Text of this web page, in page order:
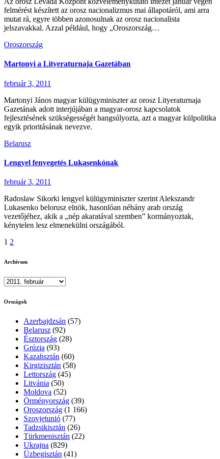
felmérést készített az orosz nacionalizmus mai állapotáról, ami arra
mutat rá, egyre többen azonosulnak az orosz nacionalista
jelszavakkal. Azzal például, hogy „Oroszország…
Oroszország
Martonyi a Lityeraturnaja Gazetában
február 3, 2011
Martonyi János magyar külügyminiszter az orosz Lityeraturnaja
Gazetának adott interjújában a magyar-orosz kapcsolatok
fejlesztésének szükségességét hangsúlyozta, azt a magyar külpolitika
egyik prioritásának nevezve.
Belarusz
Lengyel fenyegetés Lukasenkónak
február 3, 2011
Radoslaw Sikorki lengyel külügyminiszter szerint Alekszandr
Lukasenko belorusz elnök, hasonlóan néhány arab ország
vezetőjéhez, akik a „nép akaratával szemben” kormányoztak,
kénytelen lesz elmenekülni országából.
Bejegyzések
lapozása
1 2
Archívum
Archívum
Országok
Azerbajdzsán (57)
Belarusz (92)
Észtország (28)
Grúzia (93)
Kazahsztán (60)
Kirgizisztán (58)
Lettország (45)
Litvánia (50)
Moldova (52)
Örményország (39)
Oroszország (1 166)
Szovjetunió (77)
Tadzsikisztán (26)
Türkmenisztán (22)
Ukrajna (829)
Üzbegisztán (41)